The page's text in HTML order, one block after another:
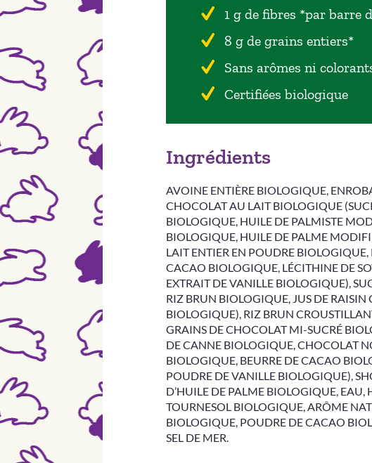
1 g de fibres *par barre
8 g de grains entiers*
Sans arômes ni
Certifiées biologique
Ingrédients
AVOINE ENTIÈRE BIOLOGIQUE,
CHOCOLAT AU LAIT BIOLOGIQUE
BIOLOGIQUE, HUILE DE PALMISTE
BIOLOGIQUE, HUILE DE PALME
LAIT ENTIER EN POUDRE BIOLOGIQUE,
CACAO BIOLOGIQUE, LÉCITHINE DE
EXTRAIT DE VANILLE BIOLOGIQUE),
RIZ BRUN BIOLOGIQUE, JUS DE RAISIN
BIOLOGIQUE), RIZ BRUN
GRAINS DE CHOCOLAT MI-SUCRÉ
DE CANNE BIOLOGIQUE, CHOCOLAT
BIOLOGIQUE, BEURRE DE CACAO
POUDRE DE VANILLE BIOLOGIQUE),
D’HUILE DE PALME BIOLOGIQUE, EAU,
TOURNESOL BIOLOGIQUE, ARÔME
BIOLOGIQUE, POUDRE DE CACAO
SEL DE MER.